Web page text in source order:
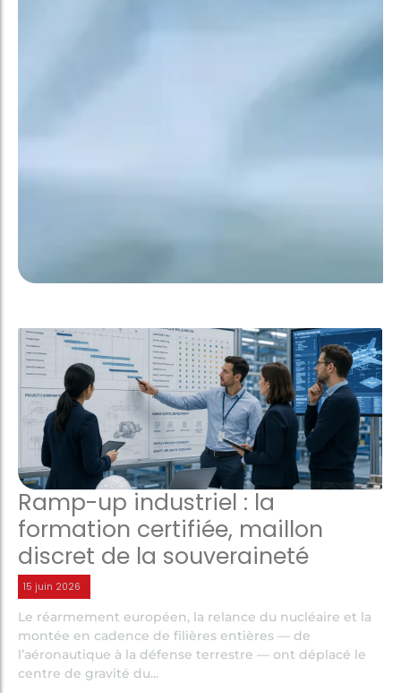
Ramp-up industriel : la
formation certifiée, maillon
discret de la souveraineté
15 juin 2026
Le réarmement européen, la relance du nucléaire et la
montée en cadence de filières entières — de
l’aéronautique à la défense terrestre — ont déplacé le
centre de gravité du...